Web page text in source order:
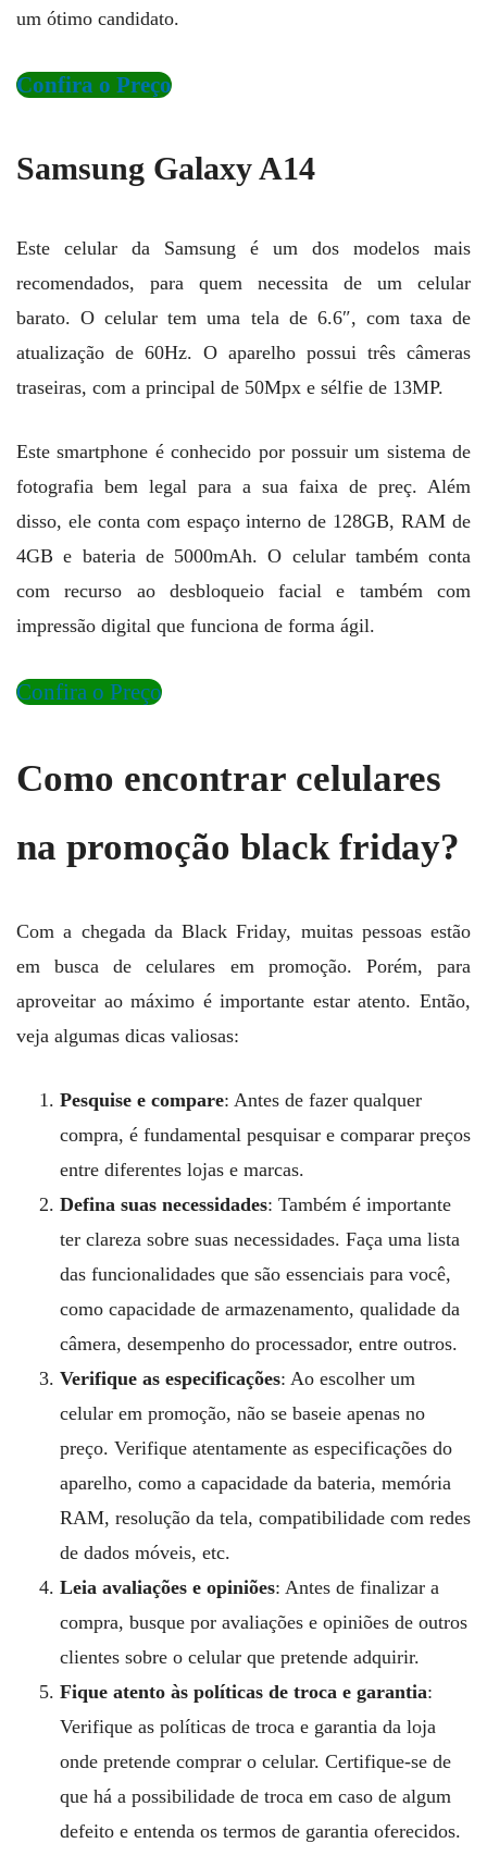
um ótimo candidato.
Confira o Preço
Samsung Galaxy A14
Este celular da Samsung é um dos modelos mais
recomendados, para quem necessita de um celular
barato. O celular tem uma tela de 6.6″, com taxa de
atualização de 60Hz. O aparelho possui três câmeras
traseiras, com a principal de 50Mpx e sélfie de 13MP.
Este smartphone é conhecido por possuir um sistema de
fotografia bem legal para a sua faixa de preç. Além
disso, ele conta com espaço interno de 128GB, RAM de
4GB e bateria de 5000mAh. O celular também conta
com recurso ao desbloqueio facial e também com
impressão digital que funciona de forma ágil.
Confira o Preço
Como encontrar celulares
na promoção black friday?
Com a chegada da Black Friday, muitas pessoas estão
em busca de celulares em promoção. Porém, para
aproveitar ao máximo é importante estar atento. Então,
veja algumas dicas valiosas:
Pesquise e compare: Antes de fazer qualquer
compra, é fundamental pesquisar e comparar preços
entre diferentes lojas e marcas.
Defina suas necessidades: Também é importante
ter clareza sobre suas necessidades. Faça uma lista
das funcionalidades que são essenciais para você,
como capacidade de armazenamento, qualidade da
câmera, desempenho do processador, entre outros.
Verifique as especificações: Ao escolher um
celular em promoção, não se baseie apenas no
preço. Verifique atentamente as especificações do
aparelho, como a capacidade da bateria, memória
RAM, resolução da tela, compatibilidade com redes
de dados móveis, etc.
Leia avaliações e opiniões: Antes de finalizar a
compra, busque por avaliações e opiniões de outros
clientes sobre o celular que pretende adquirir.
Fique atento às políticas de troca e garantia:
Verifique as políticas de troca e garantia da loja
onde pretende comprar o celular. Certifique-se de
que há a possibilidade de troca em caso de algum
defeito e entenda os termos de garantia oferecidos.